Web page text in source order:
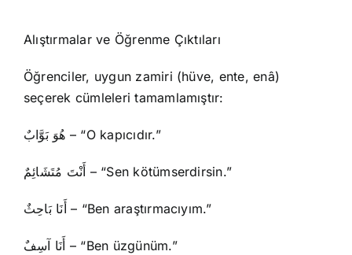
Alıştırmalar ve Öğrenme Çıktıları
Öğrenciler, uygun zamiri (hüve, ente, enâ)
seçerek cümleleri tamamlamıştır:
هُوَ بَوَّابٌ – “O kapıcıdır.”
أَنْتَ مُتَشَائِمٌ – “Sen kötümserdirsin.”
أَنَا بَاحِثٌ – “Ben araştırmacıyım.”
أَنَا آسِفٌ – “Ben üzgünüm.”